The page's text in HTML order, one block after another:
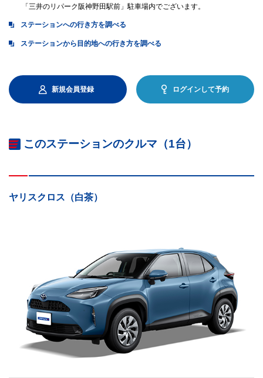
「三井のリパーク阪神野田駅前」駐車場内でございます。
ステーションへの行き方を調べる
ステーションから目的地への行き方を調べる
新規会員登録 ログインして予約
このステーションのクルマ（1台）
ヤリスクロス（白茶）